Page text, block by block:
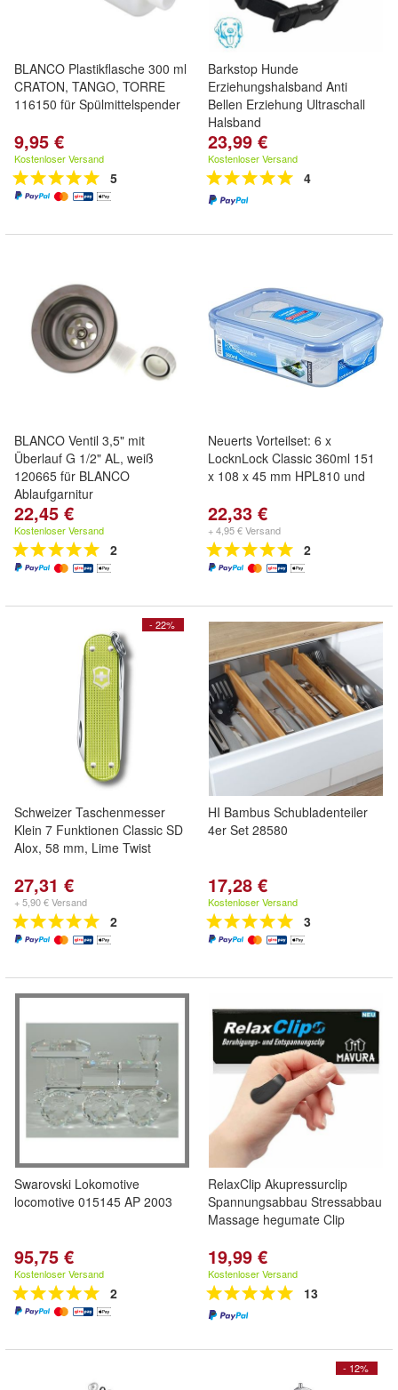
BLANCO Plastikflasche 300 ml
CRATON, TANGO, TORRE
116150 für Spülmittelspender
9,95 €
Kostenloser Versand
5
Barkstop Hunde
Erziehungshalsband Anti
Bellen Erziehung Ultraschall
Halsband
23,99 €
Kostenloser Versand
4
BLANCO Ventil 3,5" mit
Überlauf G 1/2" AL, weiß
120665 für BLANCO
Ablaufgarnitur
22,45 €
Kostenloser Versand
2
Neuerts Vorteilset: 6 x
LocknLock Classic 360ml 151
x 108 x 45 mm HPL810 und
22,33 €
+ 4,95 € Versand
2
- 22%
Schweizer Taschenmesser
Klein 7 Funktionen Classic SD
Alox, 58 mm, Lime Twist
27,31 €
+ 5,90 € Versand
2
HI Bambus Schubladenteiler
4er Set 28580
17,28 €
Kostenloser Versand
3
Swarovski Lokomotive
locomotive 015145 AP 2003
95,75 €
Kostenloser Versand
2
RelaxClip Akupressurclip
Spannungsabbau Stressabbau
Massage hegumate Clip
19,99 €
Kostenloser Versand
13
- 12%